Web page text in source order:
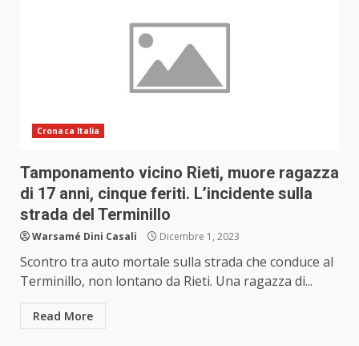
Cronaca Italia
Tamponamento vicino Rieti, muore ragazza
di 17 anni, cinque feriti. L’incidente sulla
strada del Terminillo
Warsamé Dini Casali Dicembre 1, 2023
Scontro tra auto mortale sulla strada che conduce al
Terminillo, non lontano da Rieti. Una ragazza di...
Read More